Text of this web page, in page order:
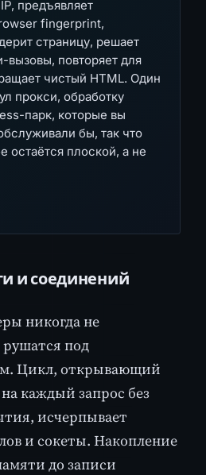
предъявляет
fingerprint,
страницу, решает
вызовы, повторяет для
чистый HTML. Один
прокси, обработку
парк, которые вы
бы, так что
остаётся плоской, а не
и соединений
никогда не
под
Цикл, открывающий
каждый запрос без
исчерпывает
и сокеты. Накопление
до записи